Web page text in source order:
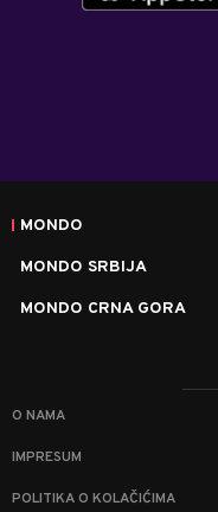
MONDO
MONDO SRBIJA
MONDO CRNA GORA
O NAMA
IMPRESUM
POLITIKA O KOLAČIĆIMA